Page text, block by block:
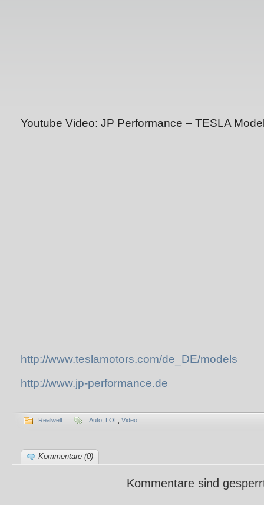
Youtube Video: JP Performance – TESLA
http://www.teslamotors.com/de_DE/models
http://www.jp-performance.de
Realwelt Auto LOL Video
Kommentare (0)
Kommentare sind